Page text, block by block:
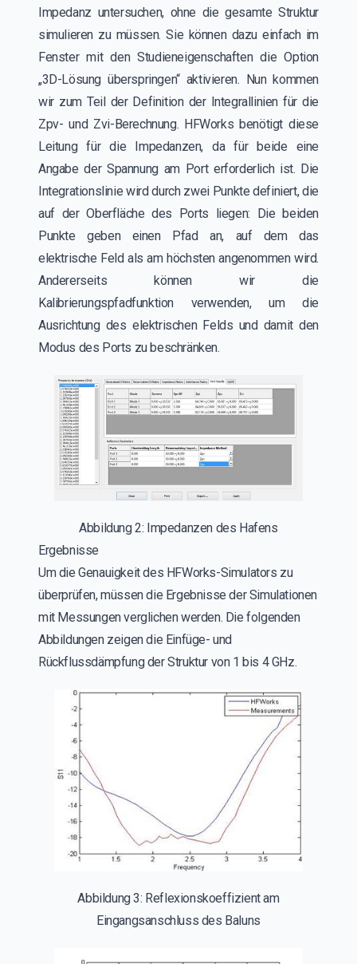
Impedanz untersuchen, ohne die gesamte Struktur
simulieren zu müssen. Sie können dazu einfach im
Fenster mit den Studieneigenschaften die Option
„3D-Lösung überspringen“ aktivieren. Nun kommen
wir zum Teil der Definition der Integrallinien für die
Zpv- und Zvi-Berechnung. HFWorks benötigt diese
Leitung für die Impedanzen, da für beide eine
Angabe der Spannung am Port erforderlich ist. Die
Integrationslinie wird durch zwei Punkte definiert, die
auf der Oberfläche des Ports liegen: Die beiden
Punkte geben einen Pfad an, auf dem das
elektrische Feld als am höchsten angenommen wird.
Andererseits können wir die
Kalibrierungspfadfunktion verwenden, um die
Ausrichtung des elektrischen Felds und damit den
Modus des Ports zu beschränken.
Abbildung 2: Impedanzen des Hafens
Ergebnisse
Um die Genauigkeit des HFWorks-Simulators zu
überprüfen, müssen die Ergebnisse der Simulationen
mit Messungen verglichen werden. Die folgenden
Abbildungen zeigen die Einfüge- und
Rückflussdämpfung der Struktur von 1 bis 4 GHz.
Abbildung 3: Reflexionskoeffizient am
Eingangsanschluss des Baluns